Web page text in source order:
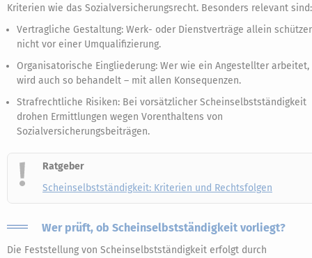
Kriterien wie das Sozialversicherungsrecht. Besonders relevant sind:
Vertragliche Gestaltung: Werk- oder Dienstverträge allein
nicht vor einer Umqualifizierung.
Organisatorische Eingliederung: Wer wie ein Angestellter arbeitet,
wird auch so behandelt – mit allen Konsequenzen.
Strafrechtliche Risiken: Bei vorsätzlicher Scheinselbstständigkeit
drohen Ermittlungen wegen Vorenthaltens von
Sozialversicherungsbeiträgen.
Ratgeber
Scheinselbstständigkeit: Kriterien und Rechtsfolgen
Wer prüft, ob Scheinselbstständigkeit vorliegt?
Die Feststellung von Scheinselbstständigkeit erfolgt durch